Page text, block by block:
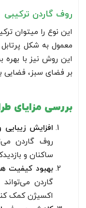
روف گاردن ترکیبی
این نوع را میتوان
معمول به شکل پرتابل
این روش نیز با بهره
بر فضای سبز، فضایی
بررسی مزایای
افزایش
روف گاردن
ساکنان و
بهبود کیفیت
گاردن
اکسیژن کمک